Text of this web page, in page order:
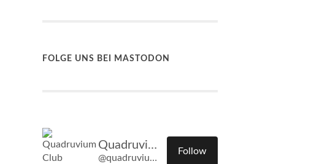
FOLGE UNS BEI MASTODON
Quadruvium Club
@quadruvium.club@quadruvium.club
Follow